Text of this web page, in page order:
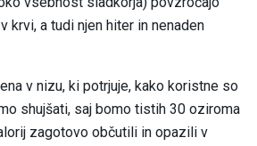
krvi, a tudi njen hiter in nenaden
v nizu, ki potrjuje, kako koristne so
shujšati, saj bomo tistih 30 oziroma
zagotovo občutili in opazili v